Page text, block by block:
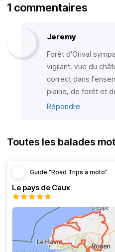
1 commentaires
Jeremy
Forêt d'Orival
vigilant, vue du
correct dans
plaine, de forêt et
Répondre
Toutes les balades
Guide "Road Trips à moto"
Le pays de Caux